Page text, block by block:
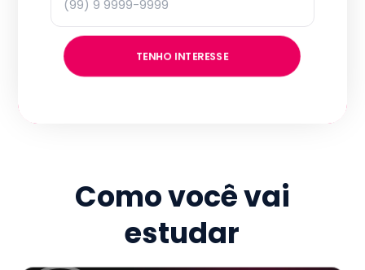
TENHO INTERESSE
Como você vai
estudar